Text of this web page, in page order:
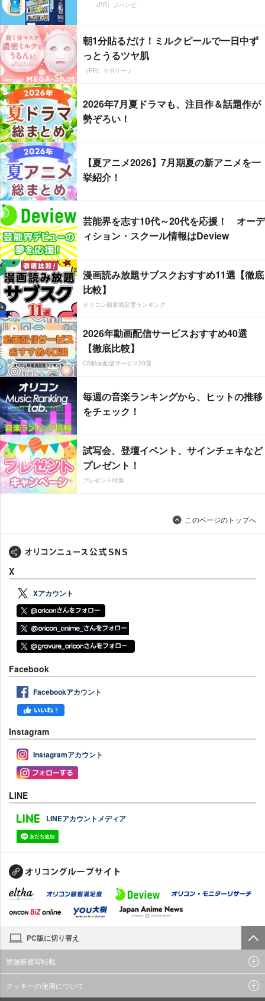
（PR）ジハンピ
朝1分貼るだけ！ミルクピールで一日中ず
っとうるツヤ肌
（PR）サボリーノ
2026年7月夏ドラマも、注目作＆話題作が
勢ぞろい！
【夏アニメ2026】7月期夏の新アニメを一
挙紹介！
芸能界を志す10代～20代を応援！ オーデ
ィション・スクール情報はDeview
漫画読み放題サブスクおすすめ11選【徹底
比較】
オリコン顧客満足度ランキング
2026年動画配信サービスおすすめ40選
【徹底比較】
CS動画配信サービス20選
毎週の音楽ランキングから、ヒットの推移
をチェック！
試写会、登壇イベント、サインチェキなど
プレゼント！
プレゼント特集
このページのトップへ
X
Xアカウント
Facebook
Facebookアカウント
Instagram
Instagramアカウント
LINE
LINEアカウントメディア
PC版に切り替え
禁無断複写転載
クッキーの使用について